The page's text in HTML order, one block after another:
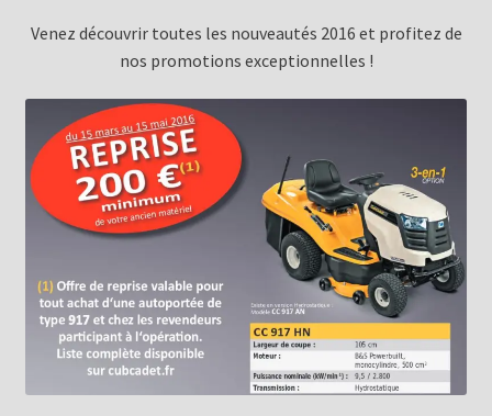
Venez découvrir toutes les nouveautés 2016 et profitez de
nos promotions exceptionnelles !